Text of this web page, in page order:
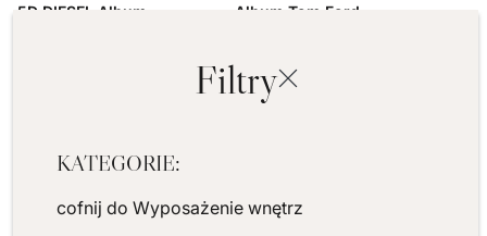
5D DIESEL Album Album Tom Ford
Filtry
KATEGORIE:
cofnij do Wyposażenie wnętrz